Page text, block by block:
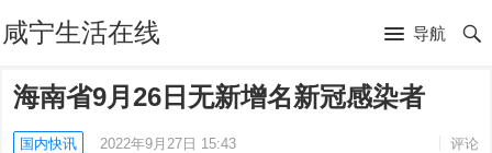
咸宁生活在线 导航
海南省9月26日无新增名新冠感染者
国内快讯 2022年9月27日 15:43 评论